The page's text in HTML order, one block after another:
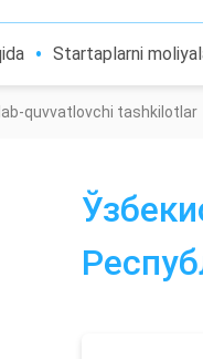
Startaplarni
quvvatlovchi tashkilotlar